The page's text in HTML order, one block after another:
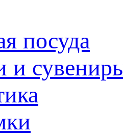
посуда
и